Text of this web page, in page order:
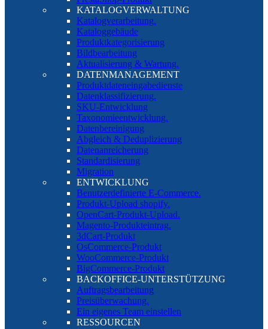
KATALOGVERWALTUNG
Katalogverarbeitung.
Kataloggebäude
Produktkategorisierung
Bildbearbeitung
Aktualisierung & Wartung.
DATENMANAGEMENT
Produktdateneingabedienste
Datenklassifizierung.
SKU-Entwicklung
Taxonomieentwicklung.
Datenbereinigung
Abgleich & Deduplizierung
Datenanreicherung
Standardisierung
Migration
ENTWICKLUNG
Benutzerdefinierte E-Commerce.
Produkt-Upload shopify.
OpenCart-Produkt-Upload.
Magento-Produkteintrag.
3dCart-Produkt
OsCommerce-Produkt
WooCommerce-Produkt
BigCommerce-Produkt
BACKOFFICE-UNTERSTÜTZUNG
Auftragsbearbeitung
Preisüberwachung.
Ein eigenes Team einstellen
RESSOURCEN